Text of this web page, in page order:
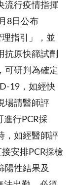
流行疫情指揮
8日公布
理指引」，並
抗原快篩試劑
可研判為確定
19，如經快
場請醫師評
進行PCR採
，如經醫師評
安排PCR採檢
陽性結果及